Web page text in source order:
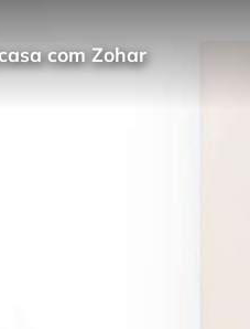
com Zohar